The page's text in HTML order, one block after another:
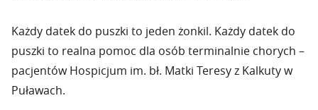
Każdy datek do puszki to jeden żonkil. Każdy datek do
puszki to realna pomoc dla osób terminalnie chorych –
pacjentów Hospicjum im. bł. Matki Teresy z Kalkuty w
Puławach.